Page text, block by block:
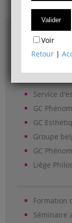
Accès &
Service
GC
GC
Groupe
GC
Liège
Formation
Séminaire
Voir
Retour |